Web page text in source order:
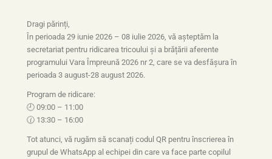
Dragi părinți,
În perioada 29 iunie 2026 – 08 iulie 2026, vă așteptăm la
secretariat pentru ridicarea tricoului și a brățării aferente
programului Vara Împreună 2026 nr 2, care se va desfășura în
perioada 3 august-28 august 2026.
Program de ridicare:
🕘 09:00 – 11:00
🕜 13:30 – 16:00
Tot atunci, vă rugăm să scanați codul QR pentru înscrierea în
grupul de WhatsApp al echipei din care va face parte copilul